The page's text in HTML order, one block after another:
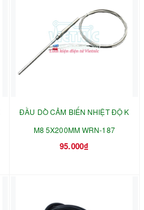
ĐẦU DÒ CẢM BIẾN NHIỆT ĐỘ K
M8 5X200MM WRN-187
95.000₫